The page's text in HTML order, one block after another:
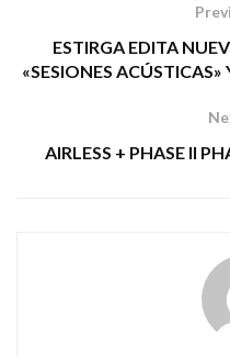
ESTIRGA EDITA
«SESIONES ACÚSTICAS»
AIRLESS + PHASE II